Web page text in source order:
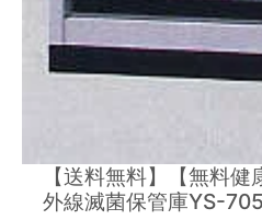
【送料無料】【無料
外線滅菌保管庫YS-705